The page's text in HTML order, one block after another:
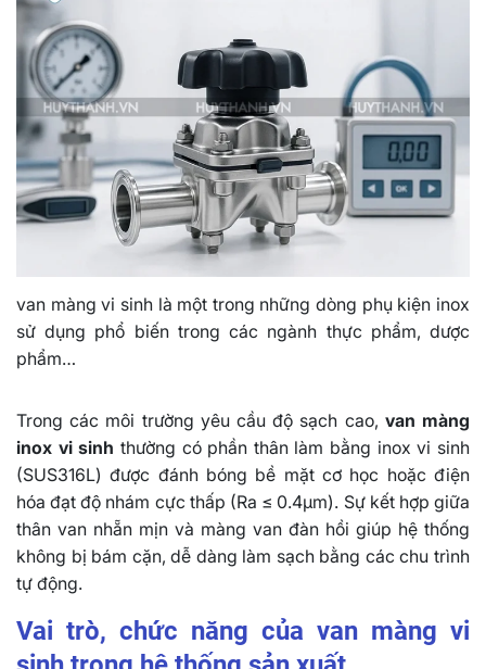
van màng vi sinh là một trong những dòng phụ kiện inox
sử dụng phổ biến trong các ngành thực phẩm, dược
phẩm…
Trong các môi trường yêu cầu độ sạch cao, van màng
inox vi sinh thường có phần thân làm bằng inox vi sinh
(SUS316L) được đánh bóng bề mặt cơ học hoặc điện
hóa đạt độ nhám cực thấp (Ra ≤ 0.4µm). Sự kết hợp giữa
thân van nhẵn mịn và màng van đàn hồi giúp hệ thống
không bị bám cặn, dễ dàng làm sạch bằng các chu trình
tự động.
Vai trò, chức năng của van màng vi